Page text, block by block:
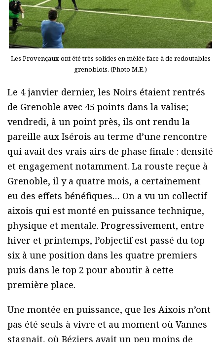
Les Provençaux ont été très solides en mêlée face à de redoutables
grenoblois. (Photo M.E.)
Le 4 janvier dernier, les Noirs étaient rentrés
de Grenoble avec 45 points dans la valise;
vendredi, à un point près, ils ont rendu la
pareille aux Isérois au terme d’une rencontre
qui avait des vrais airs de phase finale : densité
et engagement notamment. La rouste reçue à
Grenoble, il y a quatre mois, a certainement
eu des effets bénéfiques… On a vu un collectif
aixois qui est monté en puissance technique,
physique et mentale. Progressivement, entre
hiver et printemps, l’objectif est passé du top
six à une position dans les quatre premiers
puis dans le top 2 pour aboutir à cette
première place.
Une montée en puissance, que les Aixois n’ont
pas été seuls à vivre et au moment où Vannes
stagnait, où Béziers avait un peu moins de